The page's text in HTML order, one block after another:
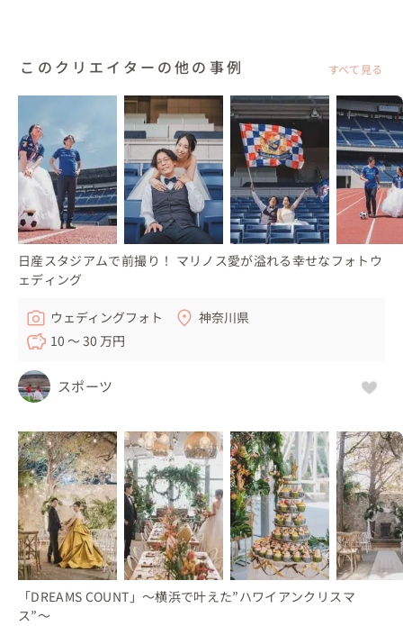
このクリエイターの他の事例 すべて見る
日産スタジアムで前撮り！ マリノス愛が溢れる幸せなフォトウ
ェディング
ウェディングフォト
神奈川県
10 〜 30 万円
スポーツ
「DREAMS COUNT」～横浜で叶えた”ハワイアンクリスマ
ス”～